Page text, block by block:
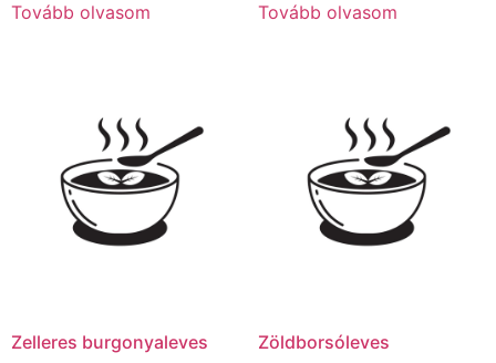
Tovább olvasom Tovább olvasom
Zelleres burgonyaleves Zöldborsóleves